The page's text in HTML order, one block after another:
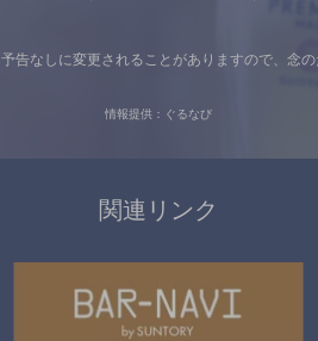
予告なしに変更されることがありますので、 念の
情報提供：ぐるなび
関連リンク